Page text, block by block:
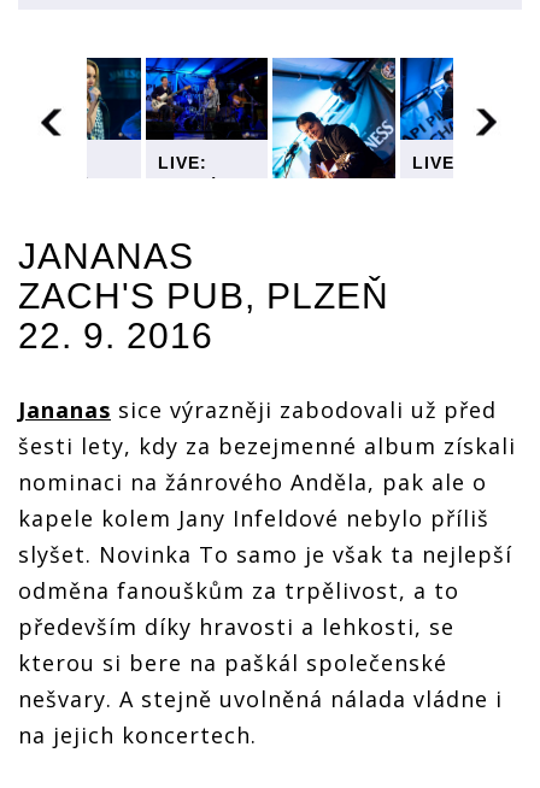
Veselým
nezkazil v
Plzni
večírek
ani nudný
Sova
LIVE:
Veselým
nezkazil v
Plzni
večírek
ani nudný
Sova
Veselým
folkařům
ani nudný
LIVE:
JANANAS
ZACH'S PUB, PLZEŇ
22. 9. 2016
Jananas sice výrazněji zabodovali už před
šesti lety, kdy za bezejmenné album získali
nominaci na žánrového Anděla, pak ale o
kapele kolem Jany Infeldové nebylo příliš
slyšet. Novinka To samo je však ta nejlepší
odměna fanouškům za trpělivost, a to
především díky hravosti a lehkosti, se
kterou si bere na paškál společenské
nešvary. A stejně uvolněná nálada vládne i
na jejich koncertech.